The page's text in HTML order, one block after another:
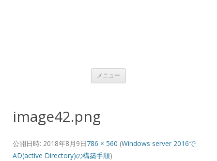
メニュー コンテンツへ移動
image42.png
公開日時: 2018年8月9日786 × 560 (Windows server 2016で
AD(active Directory)の構築手順)